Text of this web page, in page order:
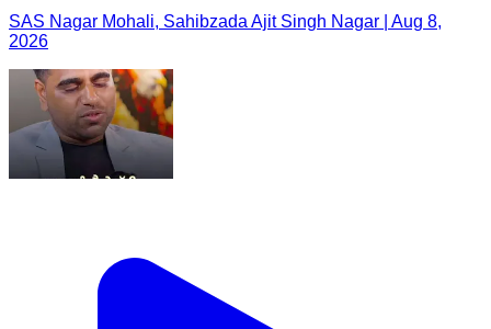
SAS Nagar Mohali, Sahibzada Ajit Singh Nagar | Aug 8,
2026